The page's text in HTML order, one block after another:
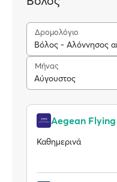
Δρομολόγιο
Βόλος - Αλόννησος
Μήνας
Αύγουστος
Aegean
Καθημερινά